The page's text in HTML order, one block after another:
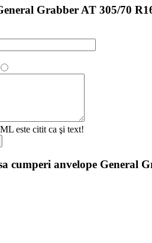
Grabber AT 305/70
este citit ca şi text!
cumperi anvelope General